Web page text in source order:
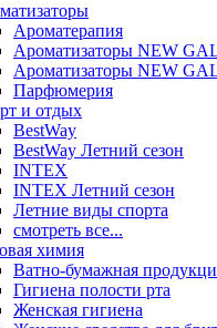
Ароматерапия
Ароматизаторы NEW
Ароматизаторы NEW
Парфюмерия
и отдых
BestWay
BestWay Летний сезон
INTEX
INTEX Летний сезон
Летние виды спорта
смотреть все...
химия
Ватно-бумажная
Гигиена полости рта
Женская гигиена